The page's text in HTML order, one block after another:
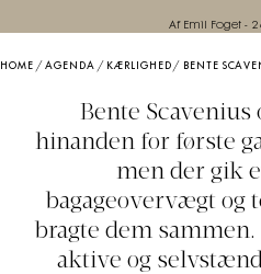
Af Emil Foget-
HOME /AGENDA / KÆRLIGHED / BENTE SCAVENIUS OG JOEN
Bente Scavenius
hinanden for første
men der gik
bagageovervægt og
bragte dem
aktive og